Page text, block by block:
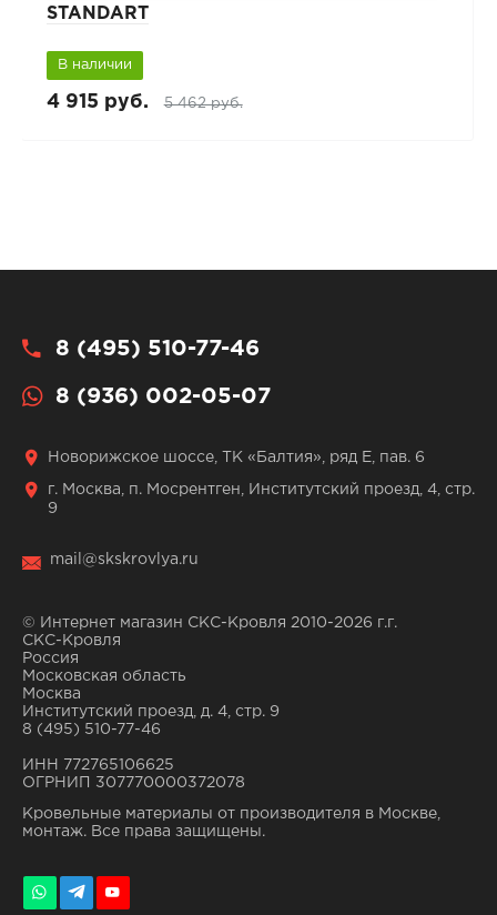
STANDART
В наличии
4 915 руб. 5 462 руб.
8 (495) 510-77-46
8 (936) 002-05-07
Новорижское шоссе, ТК «Балтия», ряд Е, пав. 6
г. Москва, п. Мосрентген, Институтский проезд, 4, стр.
9
mail@skskrovlya.ru
© Интернет магазин СКС-Кровля 2010-2026 г.г.
СКС-Кровля
Россия
Московская область
Москва
Институтский проезд, д. 4, стр. 9
8 (495) 510-77-46
ИНН 772765106625
ОГРНИП 307770000372078
Кровельные материалы от производителя в Москве,
монтаж. Все права защищены.